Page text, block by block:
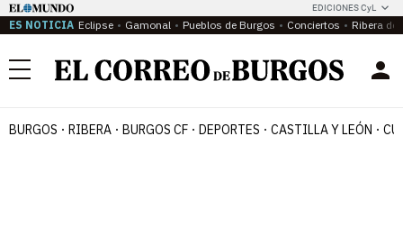
EDICIONES CyL
ES NOTICIA Eclipse Gamonal Pueblos de Burgos Conciertos Ribera del
Menú
BURGOS RIBERA BURGOS CF DEPORTES CASTILLA Y LEÓN